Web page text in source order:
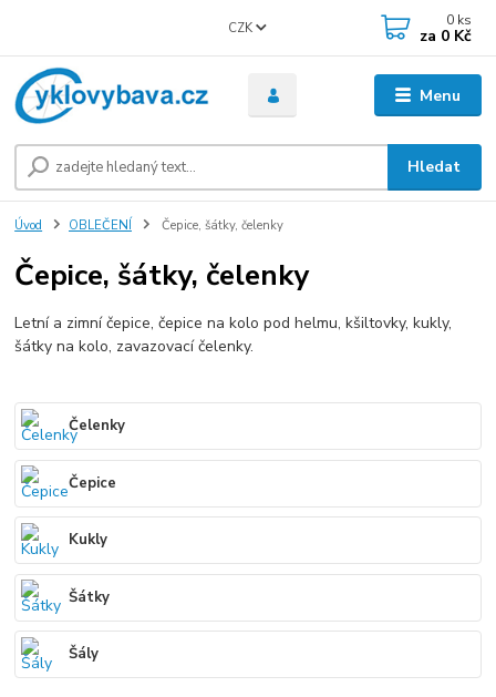
Menu
CZK
Hledat
0 ks
za 0 Kč
Úvod OBLEČENÍ Čepice, šátky, čelenky
Čepice, šátky, čelenky
Letní a zimní čepice, čepice na kolo pod helmu, kšiltovky, kukly,
šátky na kolo, zavazovací čelenky.
Čelenky
Čepice
Kukly
Šátky
Šály